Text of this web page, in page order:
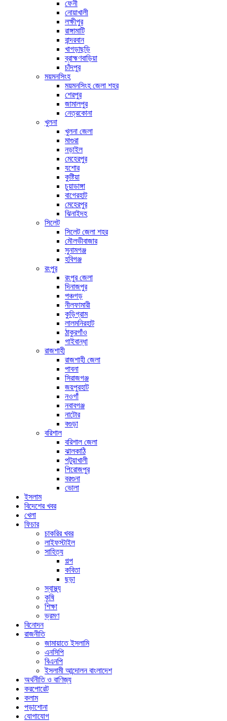
ফেনী
নোয়াখালী
লক্ষীপুর
রাঙ্গামাটি
বান্দরবান
খাগড়াছড়ি
ব্রাহ্মণবাড়িয়া
চাঁদপুর
ময়মনসিংহ
ময়মনসিংহ জেলা শহর
শেরপুর
জামালপুর
নেত্রকোনা
খুলনা
খুলনা জেলা
মাগুরা
নড়াইল
মেহেরপুর
যশোর
কুষ্টিয়া
চুয়াডাঙ্গা
বাগেরহাট
মেহেরপুর
ঝিনাইদহ
সিলেট
সিলেট জেলা শহর
মৌলভীবাজার
সুনামগঞ্জ
হবিগঞ্জ
রংপুর
রংপুর জেলা
দিনাজপুর
পঞ্চগড়
নীলফামারী
কুড়িগ্রাম
লালমনিরহাট
ঠাকুরগাঁও
গাইবান্ধা
রাজশাহী
রাজশাহী জেলা
পাবনা
সিরাজগঞ্জ
জয়পুরহাট
নওগাঁ
নবাবগঞ্জ
নাটোর
বগুড়া
বরিশাল
বরিশাল জেলা
ঝালকাঠি
পটুয়াখালী
পিরোজপুর
বরগুনা
ভোলা
ইসলাম
বিদেশের খবর
খেলা
ফিচার
চাকরির খবর
লাইফস্টাইল
সাহিত্য
গল্প
কবিতা
ছড়া
স্বাস্থ্য
কৃষি
শিক্ষা
ভ্রমণ
বিনোদন
রাজনীতি
জামায়াতে ইসলামি
এনসিপি
বিএনপি
ইসলামী আন্দোলন বাংলাদেশ
অর্থনীতি ও বাণিজ্য
করপোরেট
কলাম
পড়াশোনা
যোগাযোগ